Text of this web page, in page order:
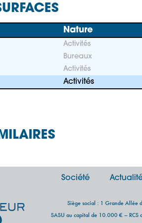
Nature
Activités
Bureaux
Activités
Activités
Société
Siège social : 1 Grande
SASU au capital de 10.000 € –